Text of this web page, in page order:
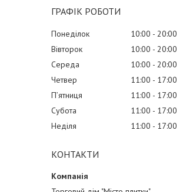
ГРАФІК РОБОТИ
Понеділок 10:00
20:00
Вівторок
10:00
20:00
Середа
10:00
20:00
Четвер
11:00
17:00
Пʼятниця
11:00
17:00
Субота
11:00
17:00
Неділя
11:00 17:00
КОНТАКТИ